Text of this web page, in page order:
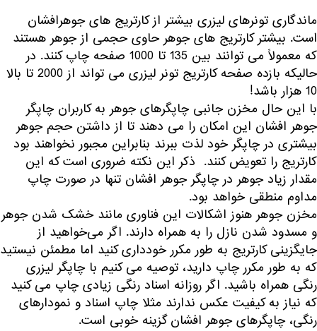
ماندگاری تونرهای لیزری بیشتر از کارتریج های جوهرافشان
است. بیشتر کارتریج های جوهر حاوی حجمی از جوهر هستند
که معمولاً می توانند بین 135 تا 1000 صفحه چاپ کنند. در
حالیکه بازده صفحه کارتریج تونر لیزری می تواند از 2000 تا بالا
10 هزار باشد!
با این حال مخزن جانبی چاپگرهای جوهر به کاربران چاپگر
جوهر افشان این امکان را می دهند تا از داشتن حجم جوهر
بیشتری در چاپگر خود لذت ببرند بنابراین مجبور نخواهند بود
کارتریج را تعویض کنند. ذکر این نکته ضروری است که این
مقدار زیاد جوهر در چاپگر جوهر افشان تنها در صورت چاپ
مداوم منطقی خواهد بود.
مخزن جوهر هنوز اشکالات این فناوری مانند خشک شدن جوهر
و مسدود شدن نازل را به همراه دارند. اگر می‌خواهید از
جایگزینی کارتریج به طور مکرر خودداری کنید اما مطمئن نیستید
که به طور مکرر چاپ دارید، توصیه می کنیم با چاپگر لیزری
رنگی همراه باشید. اگر روزانه اسناد رنگی زیادی چاپ می کنید
که نیاز به کیفیت عکس ندارند مثلا چاپ اسناد و نمودارهای
رنگی، چاپگرهای جوهر افشان گزینه خوبی است.